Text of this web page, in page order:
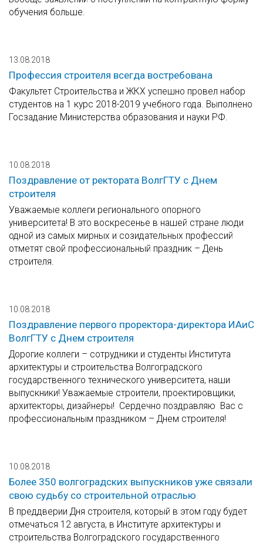
обучения больше.
13.08.2018
Профессия строителя всегда востребована
Факультет Строительства и ЖКХ успешно провел набор
студентов на 1 курс 2018-2019 учебного года. Выполнено
Госзадание Министерства образования и науки РФ.
10.08.2018
Поздравление от ректората ВолгГТУ с Днем
строителя
Уважаемые коллеги регионального опорного
университета! В это воскресенье в нашей стране люди
одной из самых мирных и созидательных профессий
отметят свой профессиональный праздник – День
строителя.
10.08.2018
Поздравление первого проректора-директора ИАиС
ВолгГТУ с Днем строителя
До­ро­гие коллеги – со­труд­ни­ки и сту­ден­ты Института
архитектуры и строительства Волгоградского
государственного технического университета, наши
выпускники! Уважаемые строители, проектировщики,
архитекторы, дизайнеры! Сер­деч­но по­здрав­ляю Вас с
про­фес­си­о­наль­ным празд­ни­ком – Днем стро­и­те­ля!
10.08.2018
Более 350 волгоградских выпускников уже связали
свою судьбу со строительной отраслью
В преддверии Дня строителя, который в этом году будет
отмечаться 12 августа, в Институте архитектуры и
строительства Волгоградского государственного